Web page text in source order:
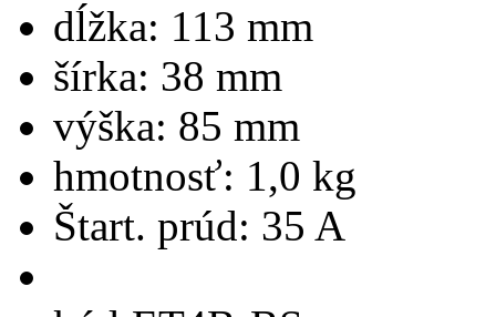
dĺžka: 113 mm
šírka: 38 mm
výška: 85 mm
hmotnosť: 1,0 kg
Štart. prúd: 35 A